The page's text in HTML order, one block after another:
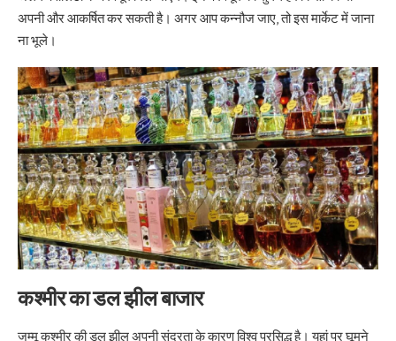
अपनी और आकर्षित कर सकती है। अगर आप कन्नौज जाए, तो इस मार्केट में जाना
ना भूले।
कश्मीर का डल झील बाजार
जम्मू कश्मीर की डल झील अपनी सुंदरता के कारण विश्व प्रसिद्ध है‌। यहां पर घूमने